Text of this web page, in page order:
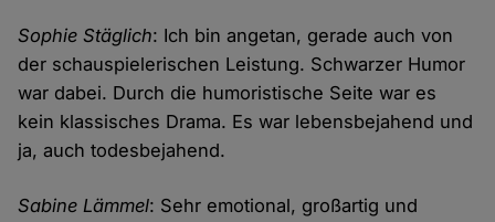
Sophie Stäglich: Ich bin angetan, gerade auch von
der schauspielerischen Leistung. Schwarzer Humor
war dabei. Durch die humoristische Seite war es
kein klassisches Drama. Es war lebensbejahend und
ja, auch todesbejahend.
Sabine Lämmel: Sehr emotional, großartig und